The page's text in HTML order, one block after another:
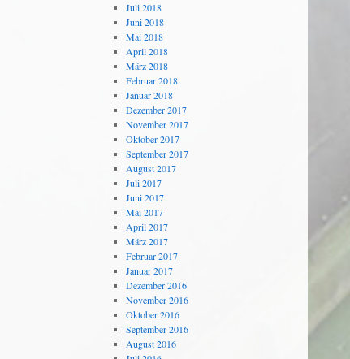
Juli 2018
Juni 2018
Mai 2018
April 2018
März 2018
Februar 2018
Januar 2018
Dezember 2017
November 2017
Oktober 2017
September 2017
August 2017
Juli 2017
Juni 2017
Mai 2017
April 2017
März 2017
Februar 2017
Januar 2017
Dezember 2016
November 2016
Oktober 2016
September 2016
August 2016